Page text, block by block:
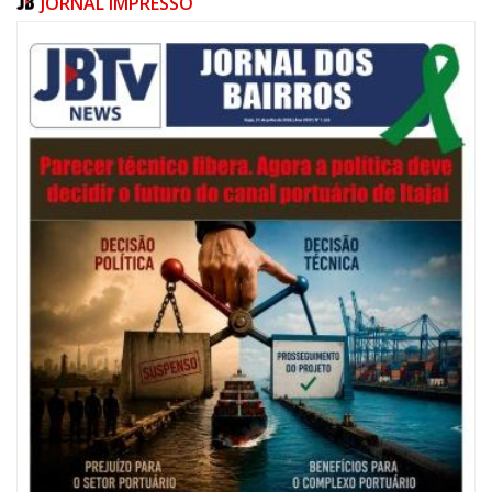
06/08/2026 | 07:00
Festival de Pesca de Praia vai celebrar o aniversário de Navegantes
ITAJAÍ